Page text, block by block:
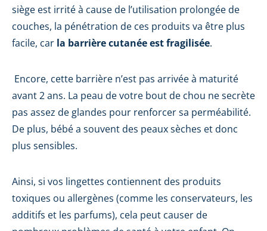
siège est irrité à cause de l’utilisation prolongée de
couches, la pénétration de ces produits va être plus
facile, car la barrière cutanée est fragilisée.
Encore, cette barrière n’est pas arrivée à maturité
avant 2 ans. La peau de votre bout de chou ne secrète
pas assez de glandes pour renforcer sa perméabilité.
De plus, bébé a souvent des peaux sèches et donc
plus sensibles.
Ainsi, si vos lingettes contiennent des produits
toxiques ou allergènes (comme les conservateurs, les
additifs et les parfums), cela peut causer de